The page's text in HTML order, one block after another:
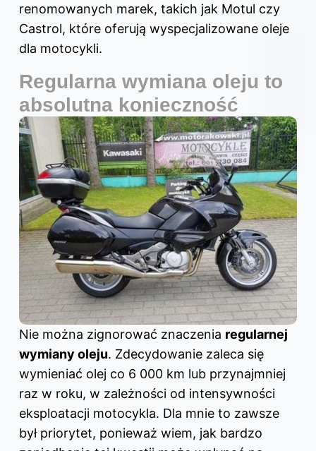
renomowanych marek, takich jak Motul czy
Castrol, które oferują wyspecjalizowane oleje
dla motocykli.
Regularna wymiana oleju to
absolutna konieczność
Nie można zignorować znaczenia regularnej
wymiany oleju. Zdecydowanie zaleca się
wymieniać olej co 6 000 km lub przynajmniej
raz w roku, w zależności od intensywności
eksploatacji motocykla. Dla mnie to zawsze
był priorytet, ponieważ wiem, jak bardzo